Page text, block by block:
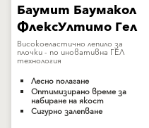
Баумит Баумакол
ФлексУлтимо Гел
Високоеластично лепило за
плочки - по иновативна ГЕЛ
технология
Лесно полагане
Оптимизирано време за
набиране на якост
Сигурно залепване